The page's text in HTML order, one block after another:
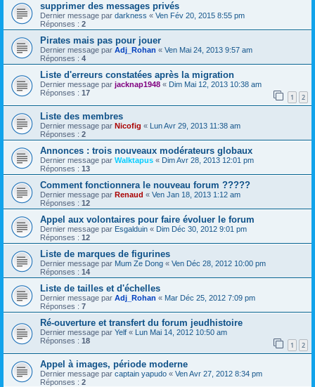
supprimer des messages privés
Dernier message par darkness « Ven Fév 20, 2015 8:55 pm
Réponses : 2
Pirates mais pas pour jouer
Dernier message par Adj_Rohan « Ven Mai 24, 2013 9:57 am
Réponses : 4
Liste d'erreurs constatées après la migration
Dernier message par jacknap1948 « Dim Mai 12, 2013 10:38 am
Réponses : 17 1 2
Liste des membres
Dernier message par Nicofig « Lun Avr 29, 2013 11:38 am
Réponses : 2
Annonces : trois nouveaux modérateurs globaux
Dernier message par Walktapus « Dim Avr 28, 2013 12:01 pm
Réponses : 13
Comment fonctionnera le nouveau forum ?????
Dernier message par Renaud « Ven Jan 18, 2013 1:12 am
Réponses : 12
Appel aux volontaires pour faire évoluer le forum
Dernier message par Esgalduin « Dim Déc 30, 2012 9:01 pm
Réponses : 12
Liste de marques de figurines
Dernier message par Mum Ze Dong « Ven Déc 28, 2012 10:00 pm
Réponses : 14
Liste de tailles et d'échelles
Dernier message par Adj_Rohan « Mar Déc 25, 2012 7:09 pm
Réponses : 7
Ré-ouverture et transfert du forum jeudhistoire
Dernier message par Yelf « Lun Mai 14, 2012 10:50 am
Réponses : 18 1 2
Appel à images, période moderne
Dernier message par captain yapudo « Ven Avr 27, 2012 8:34 pm
Réponses : 2